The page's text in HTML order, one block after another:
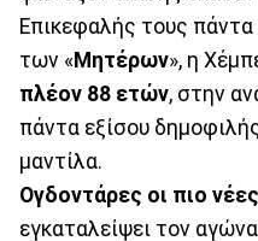
Επικεφαλής τους πάντα
των «Μητέρων», η
πλέον 88 ετών, στην
πάντα εξίσου
μαντίλα.
Ογδοντάρες οι πιο νέες
εγκαταλείψει τον